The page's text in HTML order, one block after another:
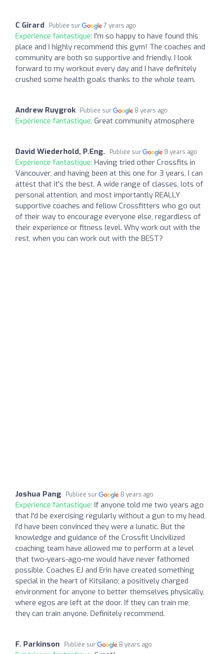
C Girard Publiée sur 7 years ago
Expérience fantastique: I'm so happy to have found this
place and I highly recommend this gym! The coaches and
community are both so supportive and friendly. I look
forward to my workout every day and I have definitely
crushed some health goals thanks to the whole team.
Andrew Ruygrok Publiée sur 8 years ago
Expérience fantastique: Great community atmosphere
David Wiederhold, P.Eng. Publiée sur 8 years ago
Expérience fantastique: Having tried other Crossfits in
Vancouver, and having been at this one for 3 years, I can
attest that it's the best. A wide range of classes, lots of
personal attention, and most importantly REALLY
supportive coaches and fellow Crossfitters who go out
of their way to encourage everyone else, regardless of
their experience or fitness level. Why work out with the
rest, when you can work out with the BEST?
Joshua Pang Publiée sur 8 years ago
Expérience fantastique: If anyone told me two years ago
that I'd be exercising regularly without a gun to my head,
I'd have been convinced they were a lunatic. But the
knowledge and guidance of the Crossfit Uncivilized
coaching team have allowed me to perform at a level
that two-years-ago-me would have never fathomed
possible. Coaches EJ and Erin have created something
special in the heart of Kitsilano; a positively charged
environment for anyone to better themselves physically,
where egos are left at the door. If they can train me,
they can train anyone. Definitely recommend.
F. Parkinson Publiée sur 8 years ago